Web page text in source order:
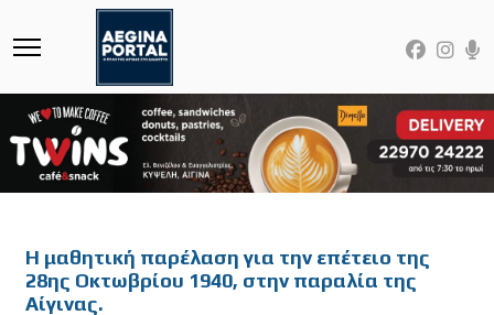
H μαθητική παρέλαση για την επέτειο της
28ης Οκτωβρίου 1940, στην παραλία της
Αίγινας.